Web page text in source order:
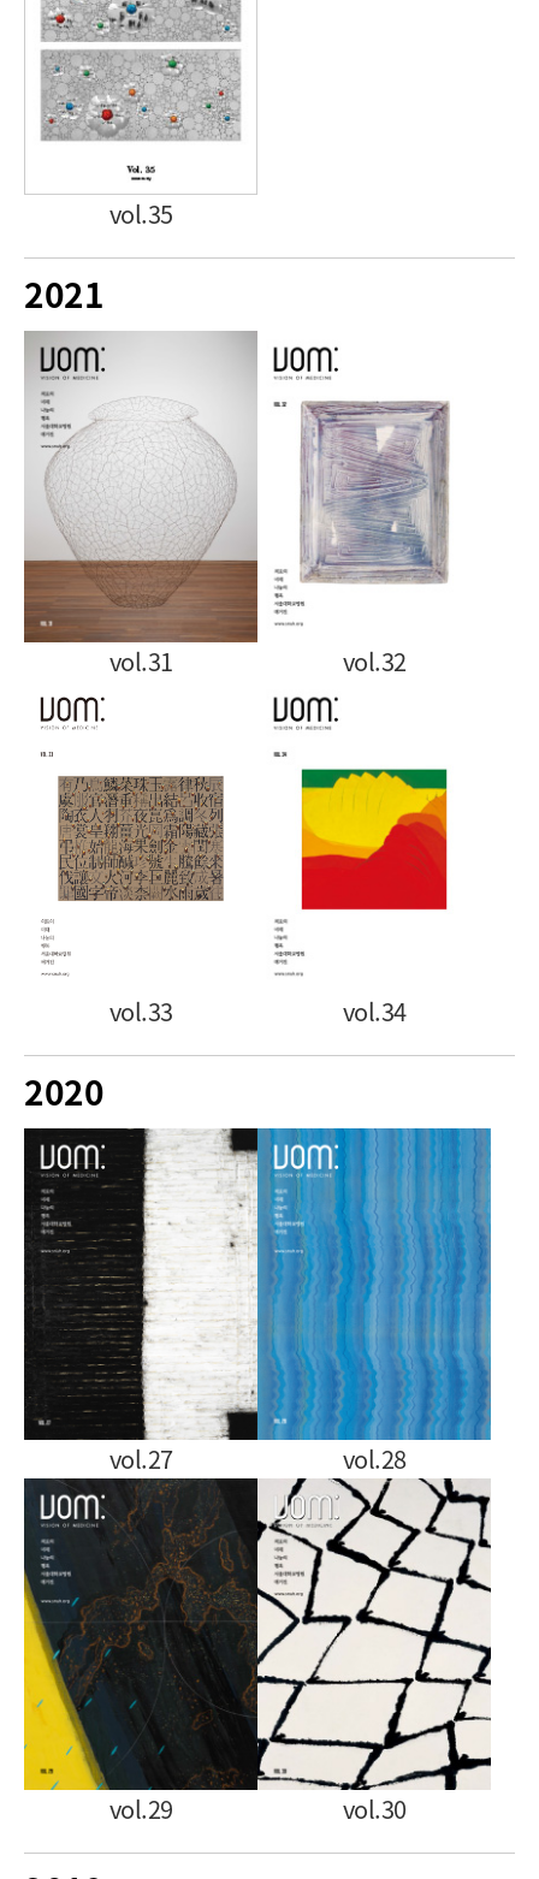
vol.35
2021
vol.31 vol.32
vol.33 vol.34
2020
vol.27 vol.28
vol.29 vol.30